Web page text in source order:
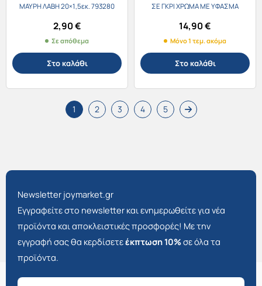
ΜΑΥΡΗ ΛΑΒΗ 20×1,5εκ. 793280
2,90€
Σε απόθεμα
Στο καλάθι
ΣΕ ΓΚΡΙ ΧΡΩΜΑ ΜΕ ΥΦΑΣΜΑ
14,90€
Μόνο 1 τεμ. ακόμα
Στο καλάθι
1 2 3 4 5
Newsletter joymarket.gr
Εγγραφείτε στο newsletter και ενημερωθείτε για νέα
προϊόντα και αποκλειστικές προσφορές! Με την
εγγραφή σας θα κερδίσετεέκπτωση 10%σε όλα τα
προϊόντα.